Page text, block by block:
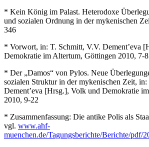
* Kein König im Palast. Heterodoxe
und sozialen Ordnung in der mykenischen
346
* Vorwort, in: T. Schmitt, V.V. Dement’eva
Demokratie im Altertum, Göttingen 2010, 7-8
* Der „Damos“ von Pylos. Neue
sozialen Struktur in der mykenischen Zeit,
Dement’eva [Hrsg.], Volk und Demokratie
2010, 9-22
* Zusammenfassung: Die antike Polis als
vgl. www.ahf-
muenchen.de/Tagungsberichte/Berichte/pdf/